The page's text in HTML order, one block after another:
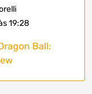
19:28
Ball: